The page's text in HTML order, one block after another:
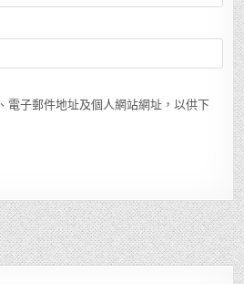
電子郵件地址及個人網站網址，以供下